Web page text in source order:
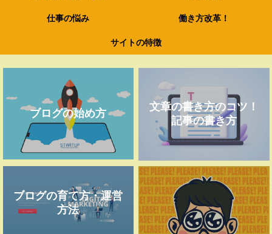
仕事の悩み 働き方改革！
サイトの特徴
ブログの始め方
文章の書き方のコツ！
記事の書き方
ブログの育て方・運営
方法